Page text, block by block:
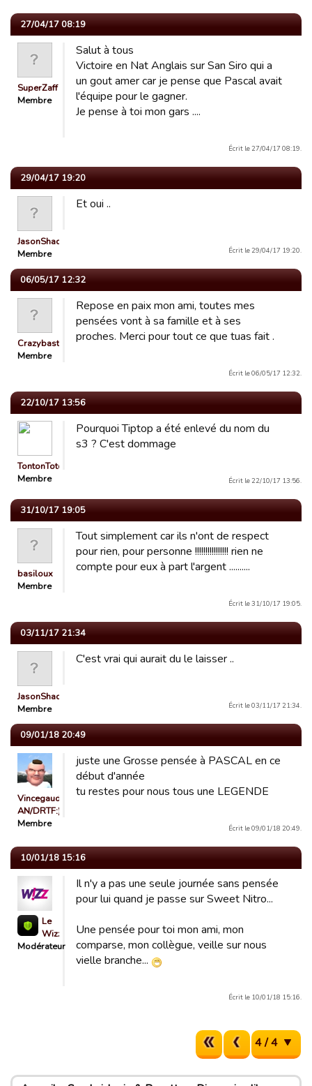
27/04/17 08:19
SuperZaff
Membre
Salut à tous
Victoire en Nat Anglais sur San Siro qui a
un gout amer car je pense que Pascal avait
l'équipe pour le gagner.
Je pense à toi mon gars ....
Écrit le 27/04/17 08:19.
29/04/17 19:20
JasonShady1
Membre
Et oui ..
Écrit le 29/04/17 19:20.
06/05/17 12:32
Crazybast32
Membre
Repose en paix mon ami, toutes mes
pensées vont à sa famille et à ses
proches. Merci pour tout ce que tuas fait .
Écrit le 06/05/17 12:32.
22/10/17 13:56
TontonTotof
Membre
Pourquoi Tiptop a été enlevé du nom du
s3 ? C'est dommage
Écrit le 22/10/17 13:56.
31/10/17 19:05
basiloux
Membre
Tout simplement car ils n'ont de respect
pour rien, pour personne !!!!!!!!!!!!!!!! rien ne
compte pour eux à part l'argent ..........
Écrit le 31/10/17 19:05.
03/11/17 21:34
JasonShady1
Membre
C'est vrai qui aurait du le laisser ..
Écrit le 03/11/17 21:34.
09/01/18 20:49
Vincegaud
AN/DRTF:)
Membre
juste une Grosse pensée à PASCAL en ce
début d'année
tu restes pour nous tous une LEGENDE
Écrit le 09/01/18 20:49.
10/01/18 15:16
Le
Wizz
Modérateur
Il n'y a pas une seule journée sans pensée
pour lui quand je passe sur Sweet Nitro...
Une pensée pour toi mon ami, mon
comparse, mon collègue, veille sur nous
vielle branche...
Écrit le 10/01/18 15:16.
4 / 4